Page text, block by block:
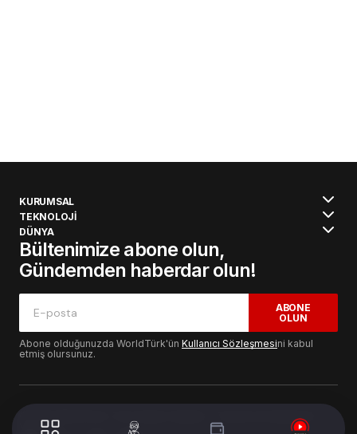
KURUMSAL
TEKNOLOJİ
DÜNYA
Bültenimize abone olun,
Gündemden haberdar olun!
ABONE
OLUN
Abone olduğunuzda WorldTürk'ün Kullanıcı Sözleşmesini kabul
etmiş olursunuz.
© 2024 WorldTurk. Tüm Hakları Saklıdır. - Tasarım & Geliştirme :
Volion's